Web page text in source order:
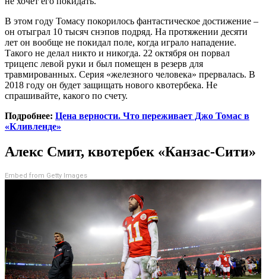
В этом году Томасу покорилось фантастическое достижение –
он отыграл 10 тысяч снэпов подряд. На протяжении десяти
лет он вообще не покидал поле, когда играло нападение.
Такого не делал никто и никогда. 22 октября он порвал
трицепс левой руки и был помещен в резерв для
травмированных. Серия «железного человека» прервалась. В
2018 году он будет защищать нового квотербека. Не
спрашивайте, какого по счету.
Подробнее: Цена верности. Что переживает Джо Томас в
«Кливленде»
Алекс Смит, квотербек «Канзас-Сити»
Embed from Getty Images